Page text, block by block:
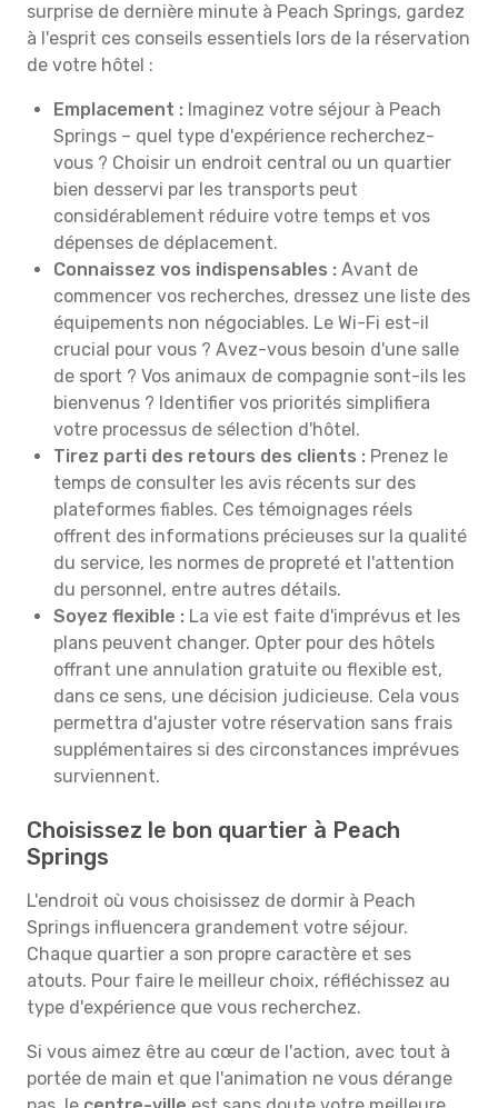
surprise de dernière minute à Peach Springs, gardez
à l'esprit ces conseils essentiels lors de la réservation
de votre hôtel :
Emplacement : Imaginez votre séjour à Peach
Springs – quel type d'expérience recherchez-
vous ? Choisir un endroit central ou un quartier
bien desservi par les transports peut
considérablement réduire votre temps et vos
dépenses de déplacement.
Connaissez vos indispensables : Avant de
commencer vos recherches, dressez une liste des
équipements non négociables. Le Wi-Fi est-il
crucial pour vous ? Avez-vous besoin d'une salle
de sport ? Vos animaux de compagnie sont-ils les
bienvenus ? Identifier vos priorités simplifiera
votre processus de sélection d'hôtel.
Tirez parti des retours des clients : Prenez le
temps de consulter les avis récents sur des
plateformes fiables. Ces témoignages réels
offrent des informations précieuses sur la qualité
du service, les normes de propreté et l'attention
du personnel, entre autres détails.
Soyez flexible : La vie est faite d'imprévus et les
plans peuvent changer. Opter pour des hôtels
offrant une annulation gratuite ou flexible est,
dans ce sens, une décision judicieuse. Cela vous
permettra d'ajuster votre réservation sans frais
supplémentaires si des circonstances imprévues
surviennent.
Choisissez le bon quartier à Peach
Springs
L'endroit où vous choisissez de dormir à Peach
Springs influencera grandement votre séjour.
Chaque quartier a son propre caractère et ses
atouts. Pour faire le meilleur choix, réfléchissez au
type d'expérience que vous recherchez.
Si vous aimez être au cœur de l'action, avec tout à
portée de main et que l'animation ne vous dérange